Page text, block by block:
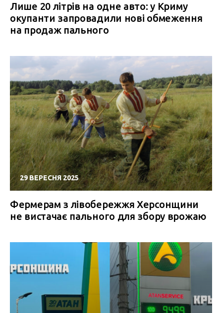
Лише 20 літрів на одне авто: у Криму
окупанти запровадили нові обмеження
на продаж пального
29 ВЕРЕСНЯ 2025
Фермерам з лівобережжя Херсонщини
не вистачає пального для збору врожаю